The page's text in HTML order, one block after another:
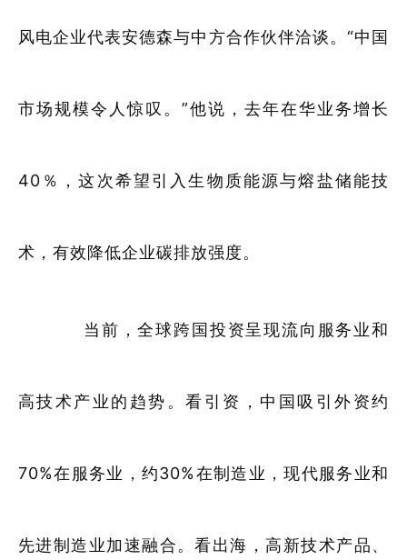
风电企业代表安德森与中方合作伙伴洽谈。“中国
市场规模令人惊叹。”他说，去年在华业务增长
40％，这次希望引入生物质能源与熔盐储能技
术，有效降低企业碳排放强度。
当前，全球跨国投资呈现流向服务业和
高技术产业的趋势。看引资，中国吸引外资约
70%在服务业，约30%在制造业，现代服务业和
先进制造业加速融合。看出海，高新技术产品、